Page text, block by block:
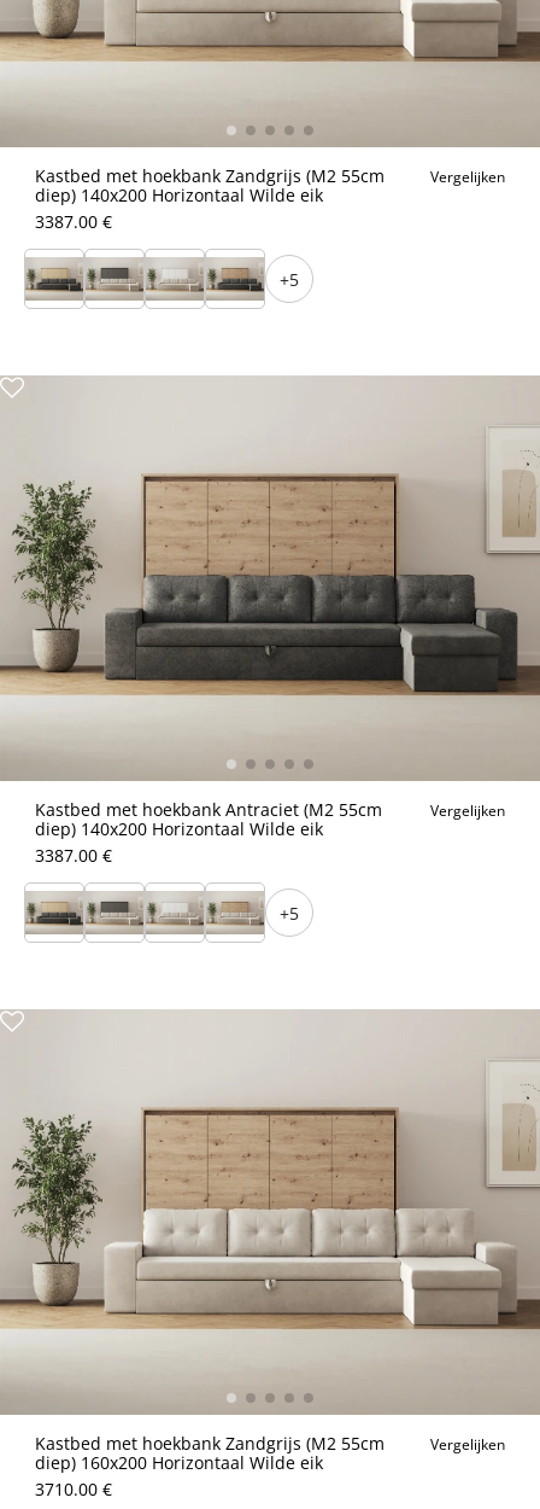
Kastbed met hoekbank Zandgrijs (M2 55cm
diep) 140x200 Horizontaal Wilde eik
Vergelijken
3387.00 €
+5
Kastbed met hoekbank Antraciet (M2 55cm
diep) 140x200 Horizontaal Wilde eik
Vergelijken
3387.00 €
+5
Kastbed met hoekbank Zandgrijs (M2 55cm
diep) 160x200 Horizontaal Wilde eik
Vergelijken
3710.00 €